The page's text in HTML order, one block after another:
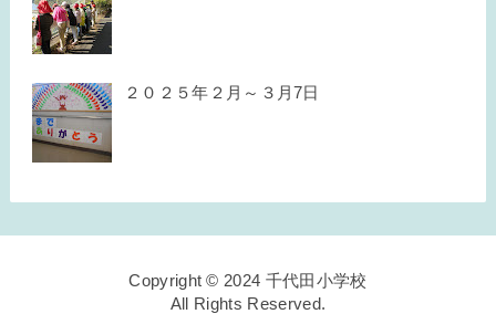
２０２５年２月～３月7日
Copyright © 2024 千代田小学校
All Rights Reserved.